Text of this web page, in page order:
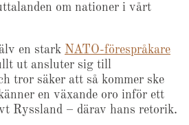
om nationer i vårt
en stark NATO-förespråkare
ut ansluter sig till
tror säker att så kommer ske
en växande oro inför ett
Ryssland – därav hans retorik.